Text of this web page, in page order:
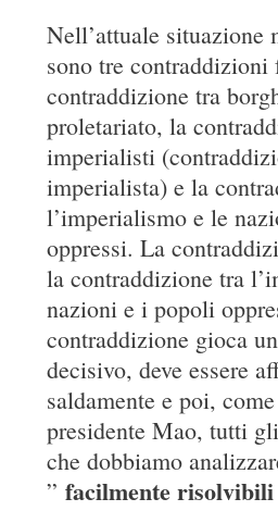
Nell’attuale situazione
sono tre
contraddizione tra
proletariato, la
imperialisti
imperialista) e la
l’imperialismo e le
oppressi. La
la contraddizione tra
nazioni e i popoli
contraddizione gioca
decisivo, deve essere
saldamente e poi,
presidente Mao, tutti
che dobbiamo
”facilmente risolvibili